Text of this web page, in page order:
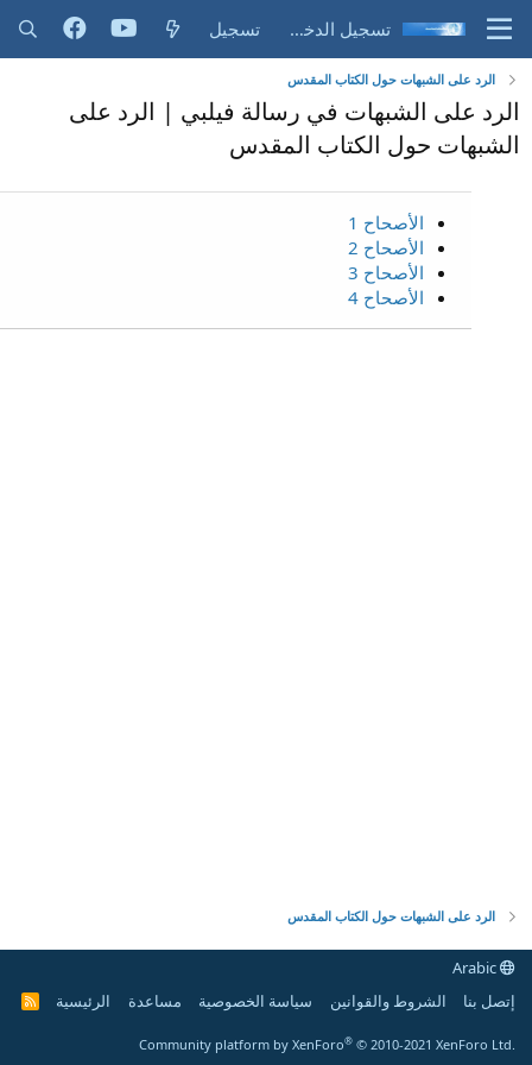
تسجيل الدخول تسجيل
الرد على الشبهات حول الكتاب المقدس
الرد على الشبهات في رسالة فيلبي | الرد على
الشبهات حول الكتاب المقدس
الأصحاح 1
الأصحاح 2
الأصحاح 3
الأصحاح 4
الرد على الشبهات حول الكتاب المقدس
إتصل بنا
الشروط والقوانين سياسة الخصوصية مساعدة الرئيسية
R
Community platform by XenForo® © 2010-2021 XenForo Ltd.